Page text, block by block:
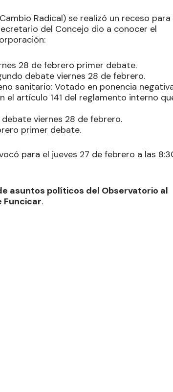
Radical) se realizó un receso para
del Concejo dio a conocer el
28 de febrero primer debate.
debate viernes 28 de febrero.
sanitario: Votado en ponencia
el artículo 141 del reglamento interno
viernes 28 de febrero.
primer debate.
para el jueves 27 de febrero a las
asuntos políticos del Observatorio al
Funcicar.